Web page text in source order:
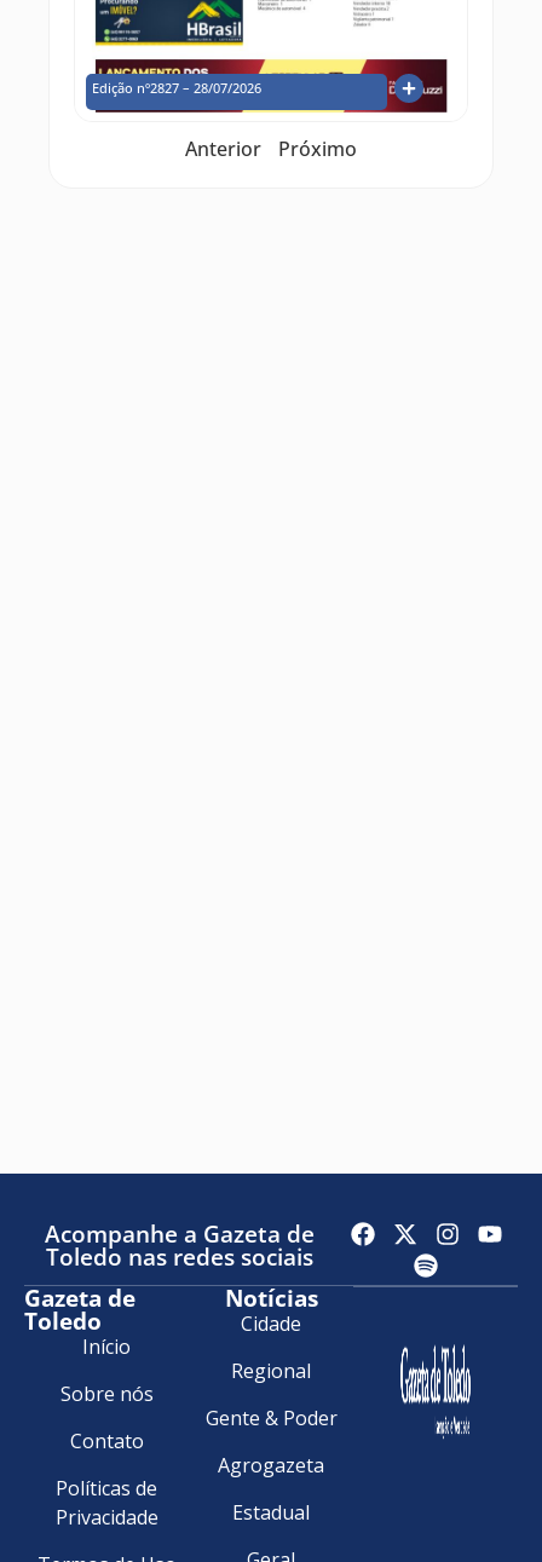
Edição nº2827 – 28/07/2026
Anterior Próximo
Acompanhe a Gazeta de
Toledo nas redes sociais
Gazeta de
Toledo
Início
Sobre nós
Contato
Políticas de
Privacidade
Notícias
Cidade
Regional
Gente & Poder
Agrogazeta
Estadual